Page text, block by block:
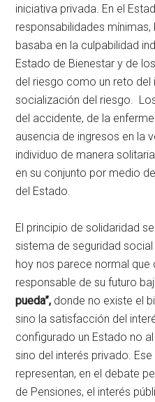
iniciativa privada. En el
responsabilidades
basaba en la culpabilidad
Estado de Bienestar y de
del riesgo como un reto del
socialización del riesgo.
del accidente, de la
ausencia de ingresos en la
individuo de manera
en su conjunto por medio
del Estado.
El principio de solidaridad
sistema de seguridad
hoy nos parece normal que
responsable de su futuro
pueda”, donde no existe el
sino la satisfacción del
configurado un Estado no
sino del interés privado.
representan, en el debate
de Pensiones, el interés